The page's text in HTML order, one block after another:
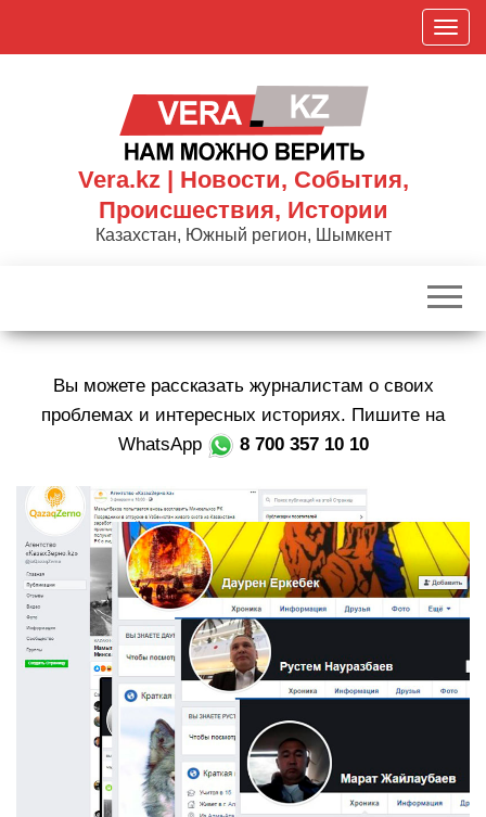
П
о
к
р
и
а
ц
Vera.kz | Новости, События,
Происшествия, Истории
Казахстан, Южный регион, Шымкент
Вы можете рассказать журналистам о своих
проблемах и интересных историях. Пишите на
WhatsApp
8 700 357 10 10